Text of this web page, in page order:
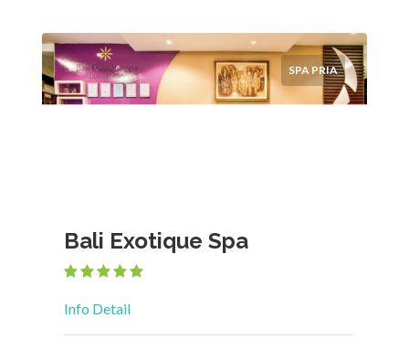
SPA PRIA
Bali Exotique Spa
Info Detail